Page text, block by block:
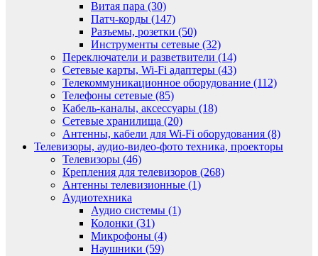
Витая пара (30)
Патч-корды (147)
Разъемы, розетки (50)
Инструменты сетевые (32)
Переключатели и разветвители (14)
Сетевые карты, Wi-Fi адаптеры (43)
Телекоммуникационное оборудование (112)
Телефоны сетевые (85)
Кабель-каналы, аксессуары (18)
Сетевые хранилища (20)
Антенны, кабели для Wi-Fi оборудования (8)
Телевизоры, аудио-видео-фото техника, проекторы
Телевизоры (46)
Крепления для телевизоров (268)
Антенны телевизионные (1)
Аудиотехника
Аудио системы (1)
Колонки (31)
Микрофоны (4)
Наушники (59)